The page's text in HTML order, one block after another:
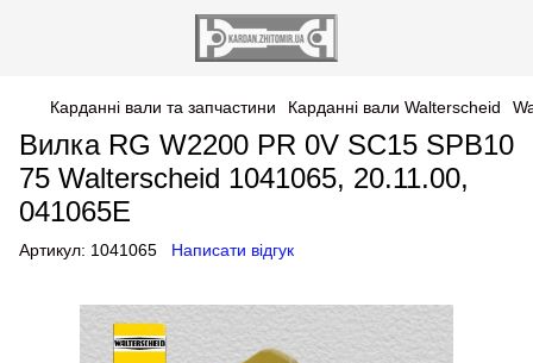
Карданні вали та запчастини Карданні вали Walterscheid
Вилка RG W2200 PR 0V SC15 SPB10
75 Walterscheid 1041065, 20.11.00,
041065E
Артикул: 1041065 Написати відгук